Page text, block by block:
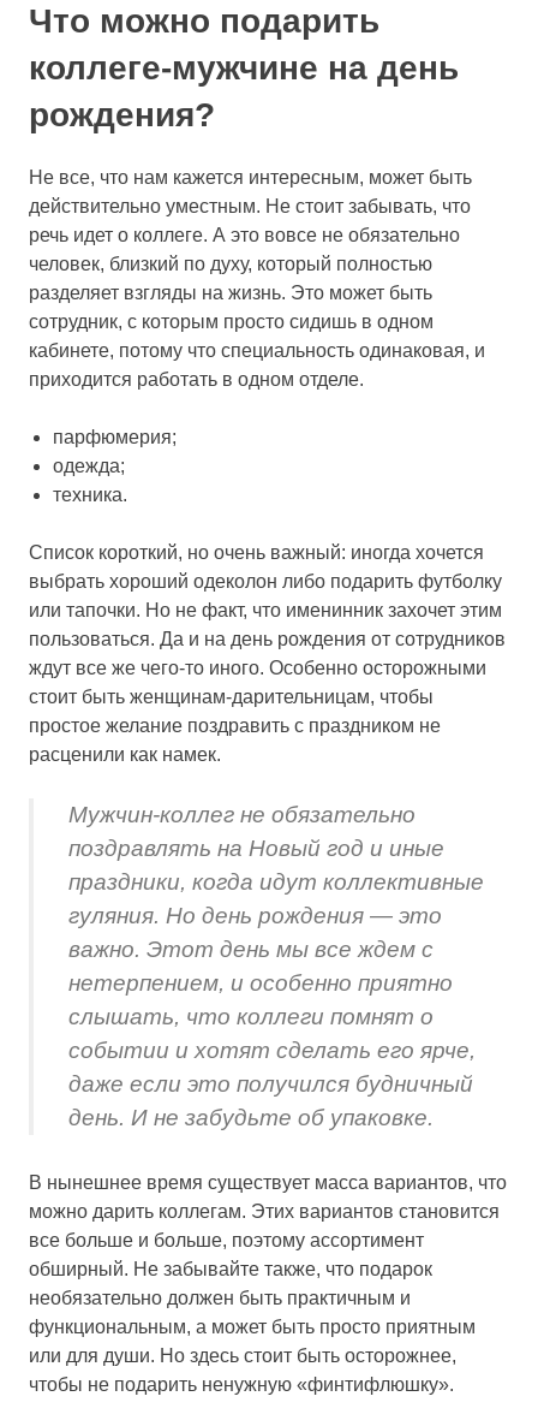
Что можно подарить
коллеге-мужчине на день
рождения?
Не все, что нам кажется интересным, может быть
действительно уместным. Не стоит забывать, что
речь идет о коллеге. А это вовсе не обязательно
человек, близкий по духу, который полностью
разделяет взгляды на жизнь. Это может быть
сотрудник, с которым просто сидишь в одном
кабинете, потому что специальность одинаковая, и
приходится работать в одном отделе.
парфюмерия;
одежда;
техника.
Список короткий, но очень важный: иногда хочется
выбрать хороший одеколон либо подарить футболку
или тапочки. Но не факт, что именинник захочет этим
пользоваться. Да и на день рождения от сотрудников
ждут все же чего-то иного. Особенно осторожными
стоит быть женщинам-дарительницам, чтобы
простое желание поздравить с праздником не
расценили как намек.
Мужчин-коллег не обязательно
поздравлять на Новый год и иные
праздники, когда идут коллективные
гуляния. Но день рождения — это
важно. Этот день мы все ждем с
нетерпением, и особенно приятно
слышать, что коллеги помнят о
событии и хотят сделать его ярче,
даже если это получился будничный
день. И не забудьте об упаковке.
В нынешнее время существует масса вариантов, что
можно дарить коллегам. Этих вариантов становится
все больше и больше, поэтому ассортимент
обширный. Не забывайте также, что подарок
необязательно должен быть практичным и
функциональным, а может быть просто приятным
или для души. Но здесь стоит быть осторожнее,
чтобы не подарить ненужную «финтифлюшку».